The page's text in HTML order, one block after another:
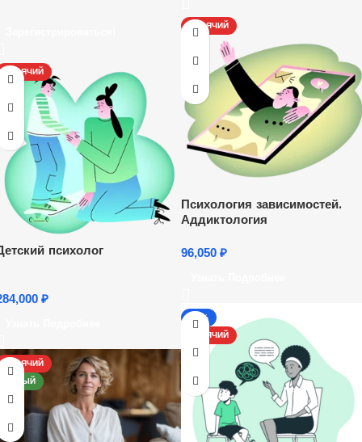
ГОРЯЧИЙ
Психология зависимостей.
Аддиктология
96,050 ₽
ГОРЯЧИЙ
психолог
₽
-17%
ГОРЯЧИЙ
ГОРЯЧИЙ
НОВЫЙ